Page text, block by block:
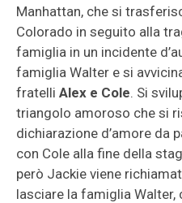
Manhattan, che si
Colorado in seguito alla
famiglia in un incidente
famiglia Walter e si
fratelli Alex e Cole. Si
triangolo amoroso che si
dichiarazione d’amore da
con Cole alla fine della
però Jackie viene
lasciare la famiglia Walter,